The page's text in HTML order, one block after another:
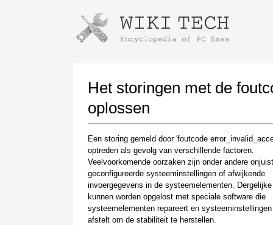
Het storingen met de
oplossen
Een storing gemeld door 'foutcode
optreden als gevolg van verschillende factoren.
Veelvoorkomende oorzaken zijn onder andere onjuist
geconfigureerde systeeminstellingen of afwijkende
invoergegevens in de systeemelementen.
kunnen worden opgelost met speciale software die
systeemelementen repareert en
afstelt om de stabiliteit te herstellen.
Instructions for downloading using
Once the download is complete, click on the
downloaded file link